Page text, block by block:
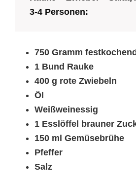
3-4 Personen:
750 Gramm
1 Bund Rauke
400 g rote Zwiebeln
Öl
Weißweinessig
1 Esslöffel brauner
150 ml Gemüsebrühe
Pfeffer
Salz